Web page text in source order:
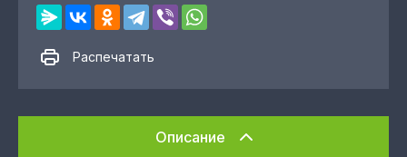
Распечатать
Описание